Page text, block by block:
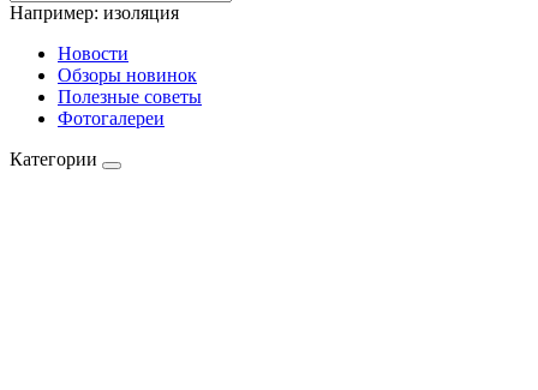
Например: изоляция
Новости
Обзоры новинок
Полезные советы
Фотогалереи
Категории